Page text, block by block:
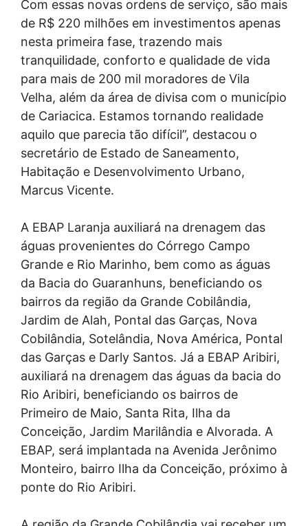
Com essas novas ordens de serviço, são mais
de R$ 220 milhões em investimentos apenas
nesta primeira fase, trazendo mais
tranquilidade, conforto e qualidade de vida
para mais de 200 mil moradores de Vila
Velha, além da área de divisa com o município
de Cariacica. Estamos tornando realidade
aquilo que parecia tão difícil”, destacou o
secretário de Estado de Saneamento,
Habitação e Desenvolvimento Urbano,
Marcus Vicente.
A EBAP Laranja auxiliará na drenagem das
águas provenientes do Córrego Campo
Grande e Rio Marinho, bem como as águas
da Bacia do Guaranhuns, beneficiando os
bairros da região da Grande Cobilândia,
Jardim de Alah, Pontal das Garças, Nova
Cobilândia, Sotelândia, Nova América, Pontal
das Garças e Darly Santos. Já a EBAP Aribiri,
auxiliará na drenagem das águas da bacia do
Rio Aribiri, beneficiando os bairros de
Primeiro de Maio, Santa Rita, Ilha da
Conceição, Jardim Marilândia e Alvorada. A
EBAP, será implantada na Avenida Jerônimo
Monteiro, bairro Ilha da Conceição, próximo à
ponte do Rio Aribiri.